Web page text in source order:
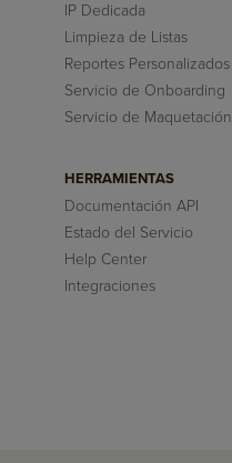
IP Dedicada
Limpieza de Listas
Reportes Personalizados
Servicio de Onboarding
Servicio de Maquetación
HERRAMIENTAS
Documentación API
Estado del Servicio
Help Center
Integraciones